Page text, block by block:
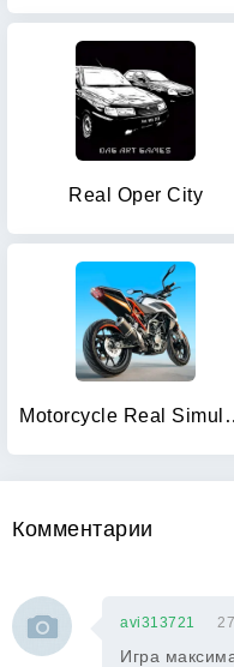
Real Oper City
Комментарии
avi313721
Игра